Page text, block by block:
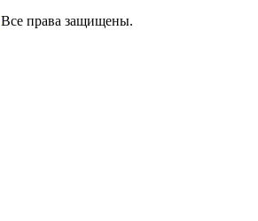
Все права защищены.